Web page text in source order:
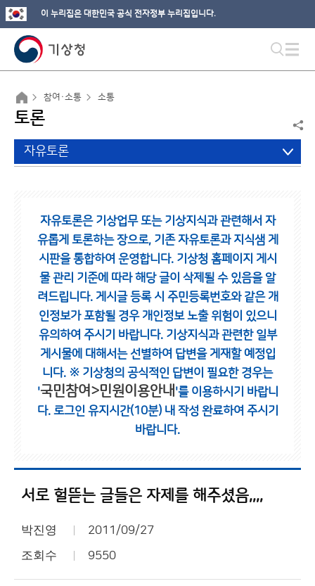
이 누리집은 대한민국 공식 전자정부 누리집입니다.
참여·소통 소통
토론
자유토론
자유토론은 기상업무 또는 기상지식과 관련해서 자
유롭게 토론하는 장으로, 기존 자유토론과 지식샘 게
시판을 통합하여 운영합니다. 기상청 홈페이지 게시
물 관리 기준에 따라 해당 글이 삭제될 수 있음을 알
려드립니다. 게시글 등록 시 주민등록번호와 같은 개
인정보가 포함될 경우 개인정보 노출 위험이 있으니
유의하여 주시기 바랍니다. 기상지식과 관련한 일부
게시물에 대해서는 선별하여 답변을 게재할 예정입
니다. ※ 기상청의 공식적인 답변이 필요한 경우는
'국민참여>민원이용안내 '를 이용하시기 바랍니
다. 로그인 유지시간(10분) 내 작성 완료하여 주시기
바랍니다.
서로 헐뜯는 글들은 자제를 해주셨음,,,,
박진영 2011/09/27
조회수 9550